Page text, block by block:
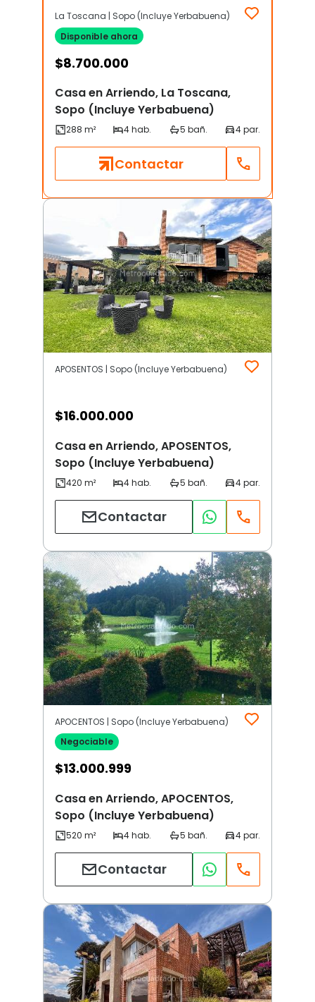
La Toscana | Sopo (Incluye Yerbabuena)
Disponible ahora
$8.700.000
Casa en Arriendo, La Toscana,
Sopo (Incluye Yerbabuena)
Contactar
APOSENTOS | Sopo (Incluye Yerbabuena)
$16.000.000
Casa en Arriendo, APOSENTOS,
Sopo (Incluye Yerbabuena)
Contactar
APOCENTOS | Sopo (Incluye Yerbabuena)
Negociable
$13.000.999
Casa en Arriendo, APOCENTOS,
Sopo (Incluye Yerbabuena)
Contactar